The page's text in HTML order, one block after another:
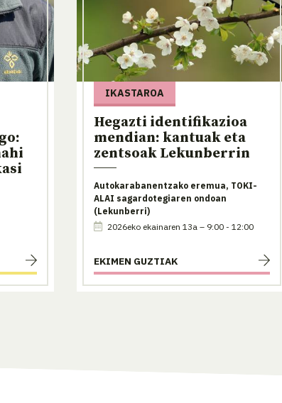
IKASTAROA
Hegazti identifikazioa
mendian: kantuak eta
zentsoak Lekunberrin
Autokarabanentzako eremua, TOKI-
ALAI sagardotegiaren ondoan
(Lekunberri)
2026eko ekainaren 13a – 9:00 - 12:00
EKIMEN GUZTIAK